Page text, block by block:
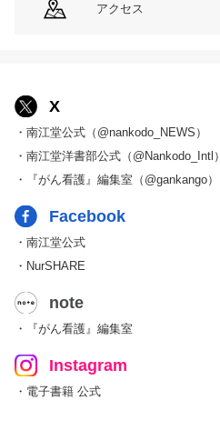
アクセス
X
・南江堂公式（@nankodo_NEWS）
・南江堂洋書部公式（@Nankodo_Intl）
・『がん看護』編集室（@gankango）
Facebook
・南江堂公式
・NurSHARE
note
・『がん看護』編集室
Instagram
・電子書籍 公式